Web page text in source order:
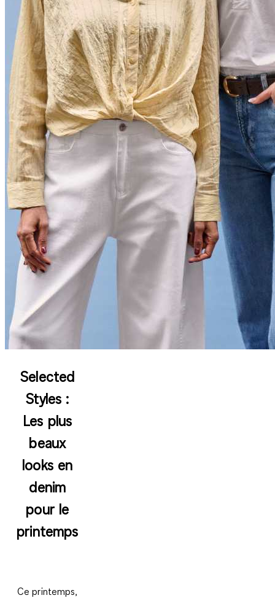
Selected
Styles :
Les plus
beaux
looks en
denim
pour le
printemps
Ce printemps,